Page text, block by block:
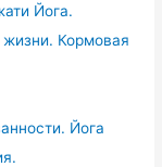
Йога.
жизни. Кормовая
Йога